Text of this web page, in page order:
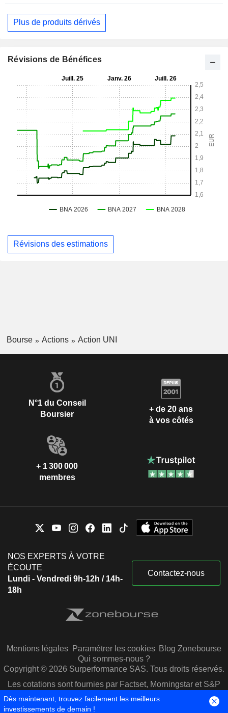
Plus de produits dérivés
Révisions de Bénéfices
Révisions des estimations
Bourse Actions Action UNI
N°1 du Conseil
Boursier
+ de 20 ans
à vos côtés
+ 1 300 000
membres
NOS EXPERTS À VOTRE
ÉCOUTE
Lundi - Vendredi 9h-12h / 14h-
18h
Contactez-nous
Mentions légales Paramétrer les cookies Blog Zonebourse
Qui sommes-nous ?
Copyright © 2026 Surperformance SAS. Tous droits réservés.
Les cotations sont fournies par Factset, Morningstar et S&P
Capital IQ
Dès maintenant, trouvez facilement les meilleurs
investissements de demain !